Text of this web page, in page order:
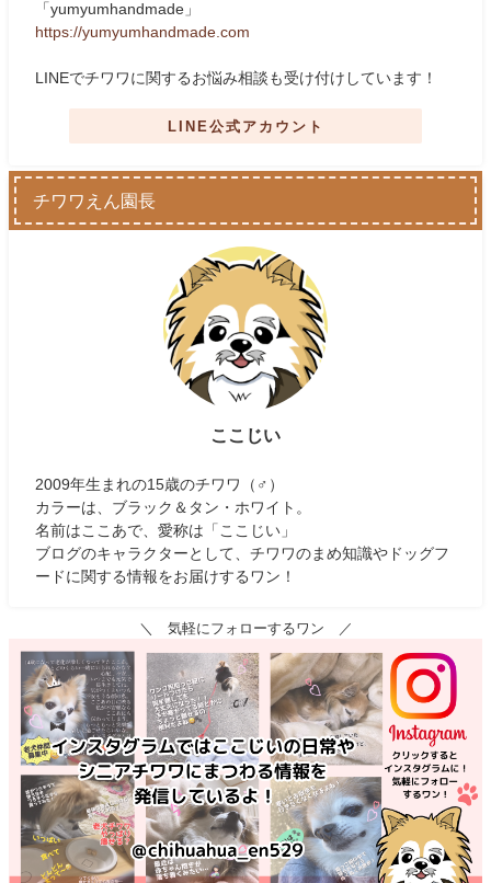
「yumyumhandmade」
https://yumyumhandmade.com
LINEでチワワに関するお悩み相談も受け付けしています！
LINE公式アカウント
チワワえん園長
ここじい
2009年生まれの15歳のチワワ（♂）
カラーは、ブラック＆タン・ホワイト。
名前はここあで、愛称は「ここじい」
ブログのキャラクターとして、チワワのまめ知識やドッグフ
ードに関する情報をお届けするワン！
＼ 気軽にフォローするワン ／